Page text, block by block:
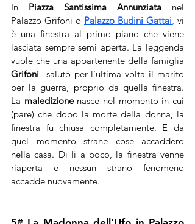
In Piazza Santissima Annunziata nel
Palazzo Grifoni o Palazzo Budini Gattai vi
è una finestra al primo piano che viene
lasciata sempre semi aperta. La leggenda
Grifoni
salutò per l'ultima volta il marito
per la guerra, proprio da quella finestra.
La maledizione nasce nel momento in cui
(pare) che dopo la morte della donna, la
finestra fu chiusa completamente. E da
quel momento strane cose accaddero
nella casa. Di li a poco, la finestra venne
riaperta e nessun strano fenomeno
accadde nuovamente.